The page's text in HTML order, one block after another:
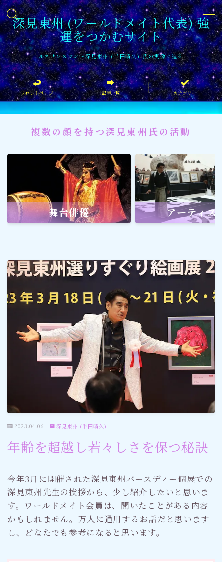
深見東州 (ワールドメイト代表) 強
運をつかむサイト
ルネサンスマン〜深見東州 (半田晴久) 氏の実像に迫る
MENU
フロントページ
記事一覧
イベント情報
企業家
文化・芸術活動
社会貢献 社会貢献
スポーツ
メディア・ネット
深見東州 (半田晴久)
ワールドメイト
神道・宗教
おすすめ記事
フロントページ 記事一覧 カテゴリー
複数の顔を持つ深見東州氏の活動
舞台俳優 アーティス
2023.04.06 深見東州 (半田晴久)
年齢を超越し若々しさを保つ秘訣
今年3月に開催された深見東州バースディー個展での
深見東州先生の挨拶から、少し紹介したいと思いま
す。ワールドメイト会員は、聞いたことがある内容
かもしれません。万人に通用するお話だと思います
し、どなたでも参考になると思います。